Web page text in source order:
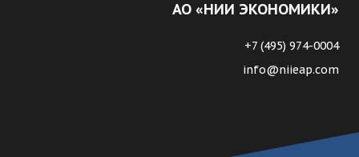
АО «НИИ ЭКОНОМИКИ»
+7 (495) 974-0004
info@niieap.com